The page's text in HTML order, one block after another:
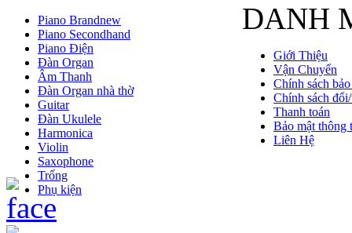
DANH
Piano Brandnew
Piano Secondhand
Piano Điện
Đàn Organ
Âm Thanh
Đàn Organ nhà thờ
Guitar
Đàn Ukulele
Harmonica
Violin
Saxophone
Trống
Phụ kiện
Giới Thiệu
Vận Chuyển
Chính sách
Chính sách
Thanh toán
Bảo mật thông
Liên Hệ